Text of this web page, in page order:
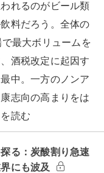
れるのがビール類
料だろう。全体の
最大ボリュームを
酒税改定に起因す
中。一方のノンア
志向の高まりをは
読む
る：炭酸割り急速
にも波及